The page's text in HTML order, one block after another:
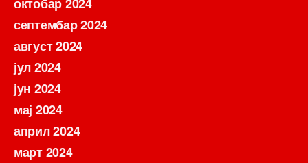
септембар 2024
август 2024
јул 2024
јун 2024
мај 2024
април 2024
март 2024